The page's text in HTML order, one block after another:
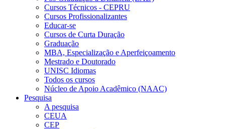
Cursos Técnicos - CEPRU
Cursos Profissionalizantes
Educar-se
Cursos de Curta Duração
Graduação
MBA, Especialização e Aperfeiçoamento
Mestrado e Doutorado
UNISC Idiomas
Todos os cursos
Núcleo de Apoio Acadêmico (NAAC)
Pesquisa
A pesquisa
CEUA
CEP